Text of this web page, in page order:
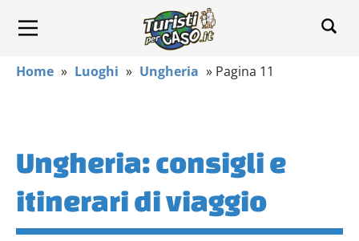
Home » Luoghi » Ungheria » Pagina 11
Ungheria: consigli e
itinerari di viaggio